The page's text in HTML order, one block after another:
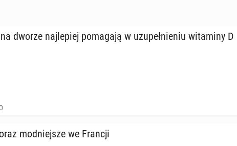
dworze naj­le­piej po­ma­ga­ją w uzu­peł­nie­niu wi­ta­mi­ny D
mod­niej­sze we Francji